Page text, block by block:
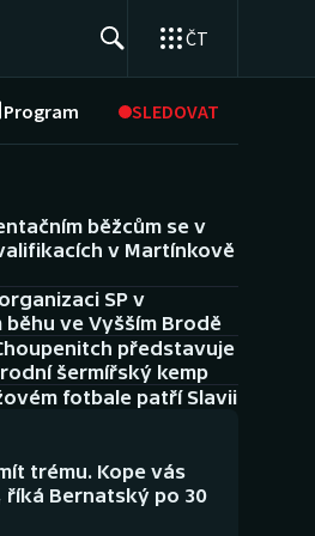
ČT
Program SLEDOVAT
běžcům se v
v Martínkově
SP v
ve Vyšším Brodě
představuje
šermířský kemp
fotbale patří Slavii
trému. Kope vás
Bernatský po 30